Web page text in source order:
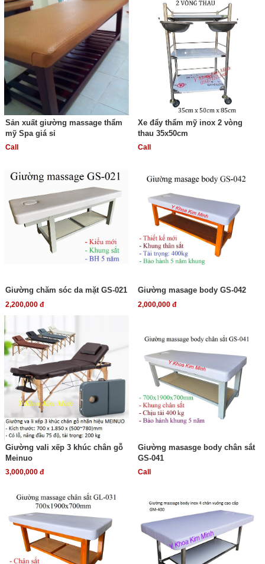
Sản xuất giường massage thẩm
mỹ Spa giá sỉ
Call
Xe đẩy thẩm mỹ inox 2 vòng
thau 35x50cm
Call
Giường chăm sóc da mặt GS-021
2,200,000 đ
Giường masage body GS-042
2,000,000 đ
Giường vali xếp 3 khúc chân gỗ
Meinuo
3,000,000 đ
Giường masasge body chân sắt
GS-041
Call